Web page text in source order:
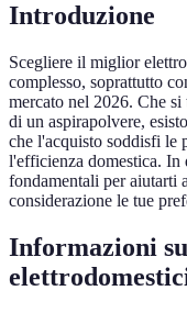
Introduzione
Scegliere il miglior
complesso, soprattutto
mercato nel 2026. Che
di un aspirapolvere,
che l'acquisto soddisfi le
l'efficienza domestica. In
fondamentali per aiutarti
considerazione le tue
Informazioni